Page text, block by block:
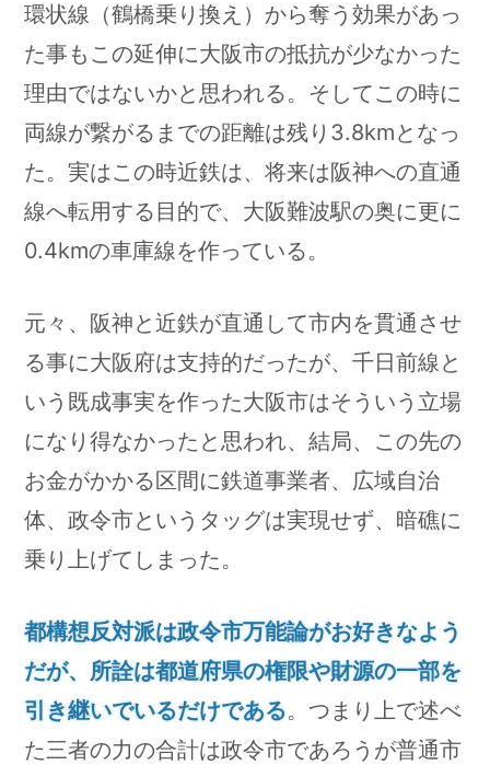
環状線（鶴橋乗り換え）から奪う効果があっ
た事もこの延伸に大阪市の抵抗が少なかった
理由ではないかと思われる。そしてこの時に
両線が繋がるまでの距離は残り3.8kmとなっ
た。実はこの時近鉄は、将来は阪神への直通
線へ転用する目的で、大阪難波駅の奥に更に
0.4kmの車庫線を作っている。
元々、阪神と近鉄が直通して市内を貫通させ
る事に大阪府は支持的だったが、千日前線と
いう既成事実を作った大阪市はそういう立場
になり得なかったと思われ、結局、この先の
お金がかかる区間に鉄道事業者、広域自治
体、政令市というタッグは実現せず、暗礁に
乗り上げてしまった。
都構想反対派は政令市万能論がお好きなよう
だが、所詮は都道府県の権限や財源の一部を
引き継いでいるだけである。つまり上で述べ
た三者の力の合計は政令市であろうが普通市